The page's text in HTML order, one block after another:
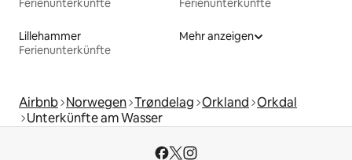
Ferienunterkünfte
Ferienunterkünfte
Lillehammer
Ferienunterkünfte
Mehr anzeigen
Airbnb Norwegen Trøndelag Orkland Orkdal
Unterkünfte am Wasser